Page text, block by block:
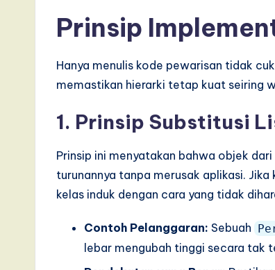
Prinsip
Hanya menulis kode pewarisan tidak
memastikan hierarki tetap kuat seiring
1. Prinsip Substitusi
Prinsip ini menyatakan bahwa objek
turunannya tanpa merusak aplikasi.
kelas induk dengan cara yang tidak
Contoh Pelanggaran: Sebuah
lebar mengubah tinggi secara tak